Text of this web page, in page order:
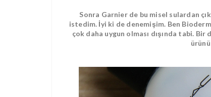
Sonra Garnier de bu misel sulardan
istedim. İyi ki de denemişim. Ben
çok daha uygun olması dışında tabi.